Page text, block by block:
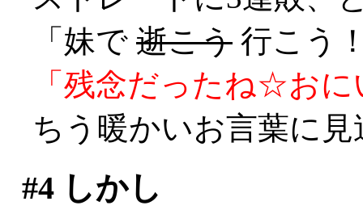
「妹で 逝こう 行こう
「残念だったね☆お
ちう暖かいお言葉に
#4しかし